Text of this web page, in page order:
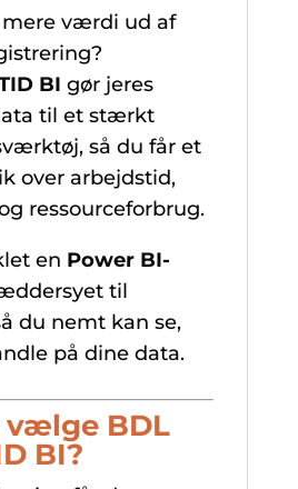
værdi ud af
BI gør jeres
til et stærkt
så du får et
over arbejdstid,
ressourceforbrug.
en Power BI-
til
du nemt kan se,
på dine data.
vælge BDL
BI?